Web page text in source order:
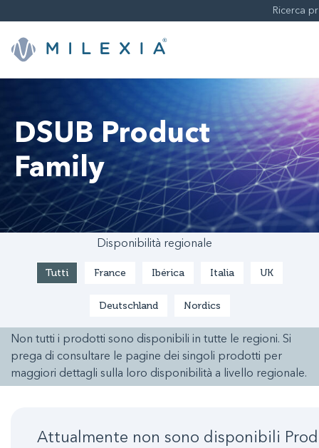
content
DSUB Product
Family
Disponibilità regionale
Tutti France Ibérica Italia UK
Deutschland Nordics
Non tutti i prodotti sono disponibili in tutte le regioni. Si
prega di consultare le pagine dei singoli prodotti per
maggiori dettagli sulla loro disponibilità a livello regionale.
Attualmente non sono disponibili